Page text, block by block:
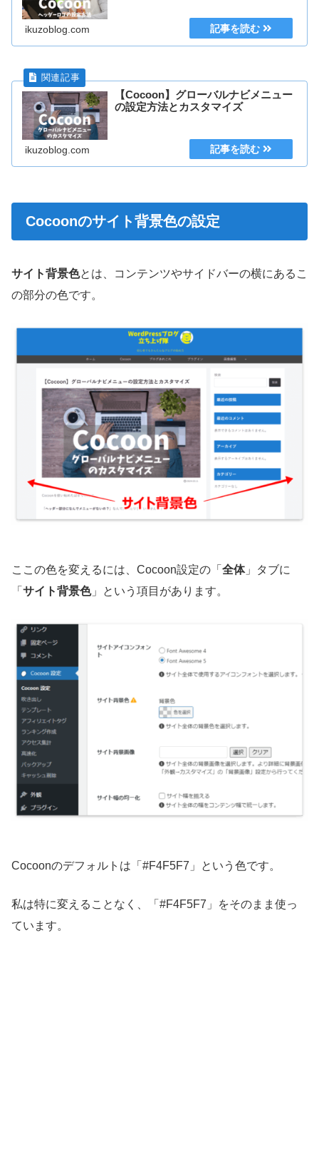
ikuzoblog.com
【Cocoon】グローバルナビメニュー
の設定方法とカスタマイズ
ikuzoblog.com
Cocoonのサイト背景色の設定
サイト背景色とは、コンテンツやサイドバーの横にあるこ
の部分の色です。
ここの色を変えるには、Cocoon設定の「 全体」タブに
「 サイト背景色」という項目があります。
Cocoonのデフォルトは「#F4F5F7」という色です。
私は特に変えることなく、「#F4F5F7」をそのまま使っ
ています。